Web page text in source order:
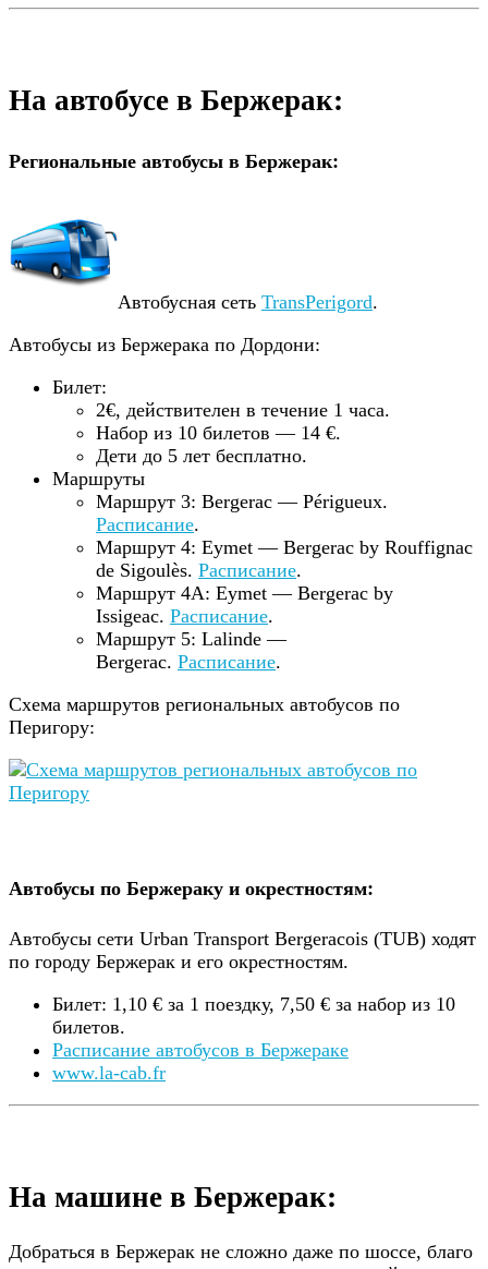
На автобусе в Бержерак:
Региональные автобусы в Бержерак:
Автобусная сеть TransPerigord.
Автобусы из Бержерака по Дордони:
Билет:
2€, действителен в течение 1 часа.
Набор из 10 билетов — 14 €.
Дети до 5 лет бесплатно.
Маршруты
Маршрут 3: Bergerac — Périgueux.
Расписание.
Маршрут 4: Eymet — Bergerac by Rouffignac
de Sigoulès. Расписание.
Маршрут 4A: Eymet — Bergerac by
Issigeac. Расписание.
Маршрут 5: Lalinde —
Bergerac. Расписание.
Схема маршрутов региональных автобусов по
Перигору:
Автобусы по Бержераку и окрестностям:
Автобусы сети Urban Transport Bergeracois (TUB) ходят
по городу Бержерак и его окрестностям.
Билет: 1,10 € за 1 поездку, 7,50 € за набор из 10
билетов.
Расписание автобусов в Бержераке
www.la-cab.fr
На машине в Бержерак:
Добраться в Бержерак не сложно даже по шоссе, благо